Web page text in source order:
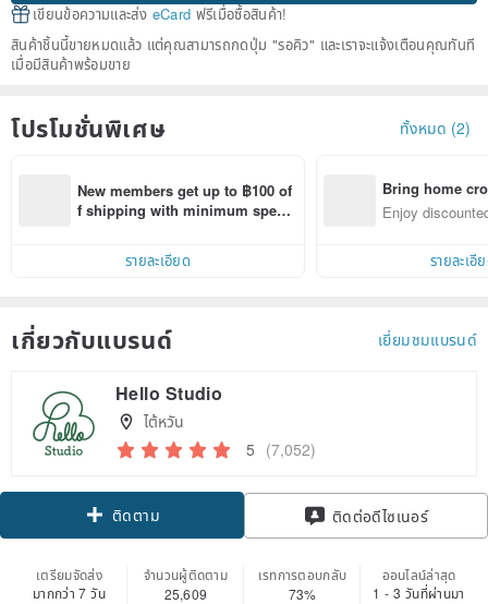
เขียนข้อความและส่ง eCard ฟรีเมื่อซื้อสินค้า!
สินค้าชิ้นนี้ขายหมดแล้ว แต่คุณสามารถกดปุ่ม "รอคิว" และเราจะแจ้งเตือนคุณทันที
เมื่อมีสินค้าพร้อมขาย
โปรโมชั่นพิเศษ ทั้งหมด (2)
New members get up to ฿100 of
f shipping with minimum spen
within 7 days!
รายละเอียด
Bring home
n with ease
Enjoy
รายละเอี
เกี่ยวกับแบรนด์ เยี่ยมชมแบรนด์
Hello Studio
ไต้หวัน
5 (7,052)
ติดตาม ติดต่อดีไซเนอร์
เตรียมจัดส่ง
มากกว่า 7 วัน
จำนวนผู้ติดตาม
25,609
เรทการตอบกลับ
73%
ออนไลน์ล่าสุด
1 - 3 วันที่ผ่านมา